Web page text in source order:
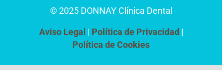
© 2025 DONNAY Clínica Dental
Aviso Legal
Política de Privacidad
Política de Cookies